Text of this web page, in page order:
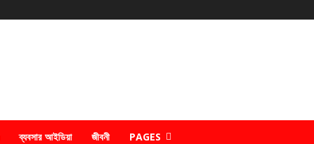
ব্যবসার আইডিয়া জীবনী PAGES